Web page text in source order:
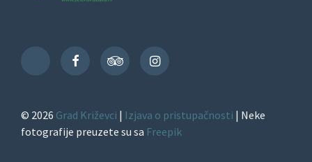
TikTok
FacebookTripAdvisorInstagram
© 2026 Grad Križevci | Izjava o pristupačnosti | Neke
fotografije preuzete su sa Freepik